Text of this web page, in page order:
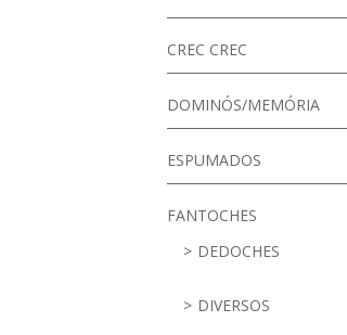
CREC CREC
DOMINÓS/MEMÓRIA
ESPUMADOS
FANTOCHES
DEDOCHES
DIVERSOS